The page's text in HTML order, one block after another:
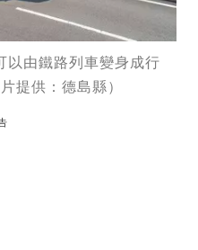
以由鐵路列車變身成行
提供：德島縣）